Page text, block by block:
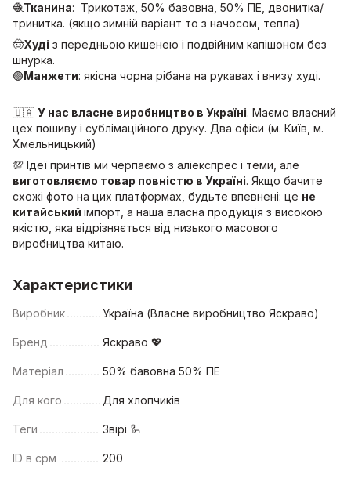
🧶Тканина: Трикотаж, 50% бавовна, 50% ПЕ, двонитка/
тринитка. (якщо зимній варіант то з начосом, тепла)
🤠Худі з передньою кишенею і подвійним капішоном без
шнурка.
🟢Манжети: якісна чорна рібана на рукавах і внизу худі.
🇺🇦 У нас власне виробництво в Україні. Маємо власний
цех пошиву і сублімаційного друку. Два офіси (м. Київ, м.
Хмельницький)
💯 Ідеї принтів ми черпаємо з аліекспрес і теми, але
виготовляємо товар повністю в Україні. Якщо бачите
схожі фото на цих платформах, будьте впевнені: це не
китайський імпорт, а наша власна продукція з високою
якістю, яка відрізняється від низького масового
виробництва китаю.
Характеристики
Виробник Україна (Власне виробництво Яскраво)
Бренд Яскраво 💖
Матеріал 50% бавовна 50% ПЕ
Для кого Для хлопчиків
Теги Звірі 🦾
ID в срм 200